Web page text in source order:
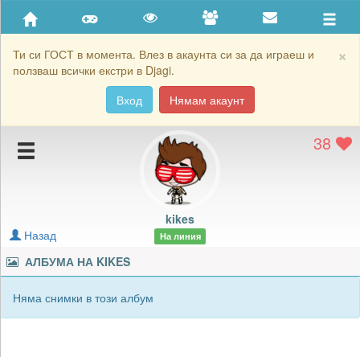
×
Ти си ГОСТ в момента. Влез в акаунта си за да играеш и
ползваш всички екстри в Djagi.
Вход
Нямам акаунт
Приятели
Хронология на игри
Подаръците на kikes 38
kikes
На линия
Назад
АЛБУМА НА KIKES
Няма снимки в този албум